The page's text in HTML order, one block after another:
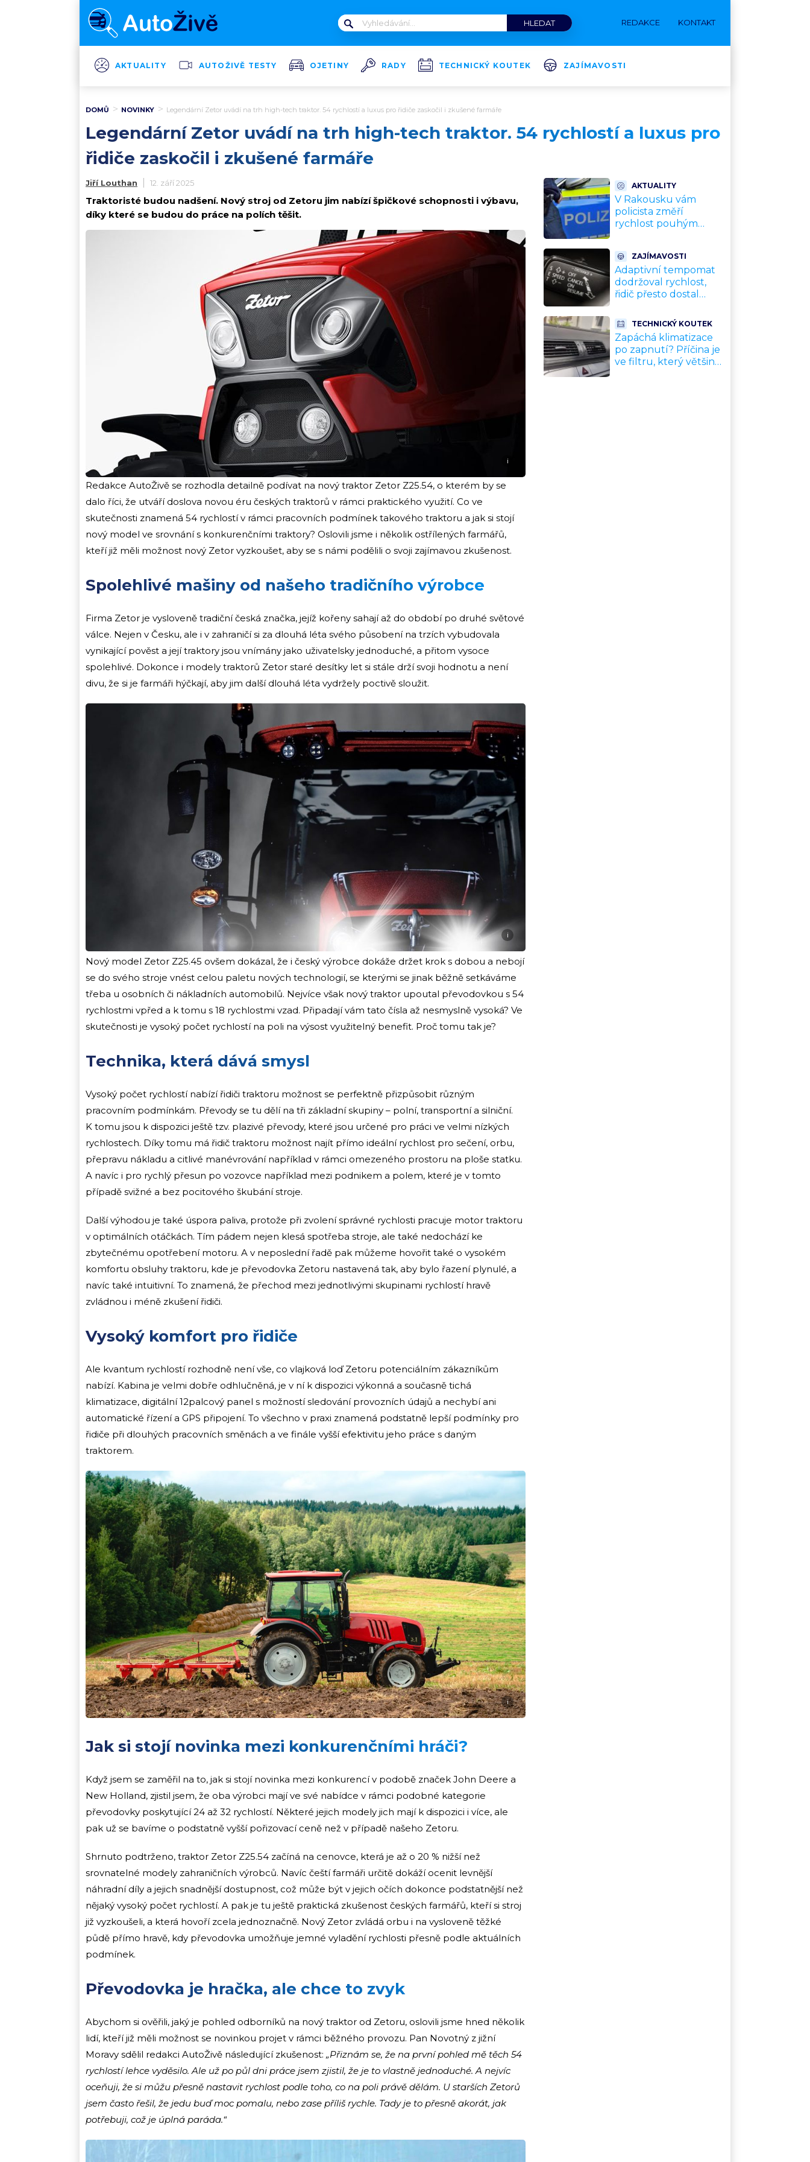
REDAKCE KONTAKT
AKTUALITY AUTOŽIVĚ TESTY OJETINY RADY TECHNICKÝ KOUTEK ZAJÍMAVOSTI
DOMŮ NOVINKY Legendární Zetor uvádí na trh high-tech traktor. 54 rychlostí a luxus pro řidiče zaskočil i zkušené farmáře
Legendární Zetor uvádí na trh high-tech traktor. 54 rychlostí a luxus pro
řidiče zaskočil i zkušené farmáře
Jiří Louthan 12. září 2025
Traktoristé budou nadšení. Nový stroj od Zetoru jim nabízí špičkové schopnosti i výbavu,
díky které se budou do práce na polích těšit.
i
Redakce AutoŽivě se rozhodla detailně podívat na nový traktor Zetor Z25.54, o kterém by se
dalo říci, že utváří doslova novou éru českých traktorů v rámci praktického využití. Co ve
skutečnosti znamená 54 rychlostí v rámci pracovních podmínek takového traktoru a jak si stojí
nový model ve srovnání s konkurenčními traktory? Oslovili jsme i několik ostřílených farmářů,
kteří již měli možnost nový Zetor vyzkoušet, aby se s námi podělili o svoji zajímavou zkušenost.
Spolehlivé mašiny od našeho tradičního výrobce
Firma Zetor je vysloveně tradiční česká značka, jejíž kořeny sahají až do období po druhé světové
válce. Nejen v Česku, ale i v zahraničí si za dlouhá léta svého působení na trzích vybudovala
vynikající pověst a její traktory jsou vnímány jako uživatelsky jednoduché, a přitom vysoce
spolehlivé. Dokonce i modely traktorů Zetor staré desítky let si stále drží svoji hodnotu a není
divu, že si je farmáři hýčkají, aby jim další dlouhá léta vydržely poctivě sloužit.
i
Nový model Zetor Z25.45 ovšem dokázal, že i český výrobce dokáže držet krok s dobou a nebojí
se do svého stroje vnést celou paletu nových technologií, se kterými se jinak běžně setkáváme
třeba u osobních či nákladních automobilů. Nejvíce však nový traktor upoutal převodovkou s 54
rychlostmi vpřed a k tomu s 18 rychlostmi vzad. Připadají vám tato čísla až nesmyslně vysoká? Ve
skutečnosti je vysoký počet rychlostí na poli na výsost využitelný benefit. Proč tomu tak je?
Technika, která dává smysl
Vysoký počet rychlostí nabízí řidiči traktoru možnost se perfektně přizpůsobit různým
pracovním podmínkám. Převody se tu dělí na tři základní skupiny – polní, transportní a silniční.
K tomu jsou k dispozici ještě tzv. plazivé převody, které jsou určené pro práci ve velmi nízkých
rychlostech. Díky tomu má řidič traktoru možnost najít přímo ideální rychlost pro sečení, orbu,
přepravu nákladu a citlivé manévrování například v rámci omezeného prostoru na ploše statku.
A navíc i pro rychlý přesun po vozovce například mezi podnikem a polem, které je v tomto
případě svižné a bez pocitového škubání stroje.
Další výhodou je také úspora paliva, protože při zvolení správné rychlosti pracuje motor traktoru
v optimálních otáčkách. Tím pádem nejen klesá spotřeba stroje, ale také nedochází ke
zbytečnému opotřebení motoru. A v neposlední řadě pak můžeme hovořit také o vysokém
komfortu obsluhy traktoru, kde je převodovka Zetoru nastavená tak, aby bylo řazení plynulé, a
navíc také intuitivní. To znamená, že přechod mezi jednotlivými skupinami rychlostí hravě
zvládnou i méně zkušení řidiči.
Vysoký komfort pro řidiče
Ale kvantum rychlostí rozhodně není vše, co vlajková loď Zetoru potenciálním zákazníkům
nabízí. Kabina je velmi dobře odhlučněná, je v ní k dispozici výkonná a současně tichá
klimatizace, digitální 12palcový panel s možností sledování provozních údajů a nechybí ani
automatické řízení a GPS připojení. To všechno v praxi znamená podstatně lepší podmínky pro
řidiče při dlouhých pracovních směnách a ve finále vyšší efektivitu jeho práce s daným
traktorem.
i
Jak si stojí novinka mezi konkurenčními hráči?
Když jsem se zaměřil na to, jak si stojí novinka mezi konkurencí v podobě značek John Deere a
New Holland, zjistil jsem, že oba výrobci mají ve své nabídce v rámci podobné kategorie
převodovky poskytující 24 až 32 rychlostí. Některé jejich modely jich mají k dispozici i více, ale
pak už se bavíme o podstatně vyšší pořizovací ceně než v případě našeho Zetoru.
Shrnuto podtrženo, traktor Zetor Z25.54 začíná na cenovce, která je až o 20 % nižší než
srovnatelné modely zahraničních výrobců. Navíc čeští farmáři určitě dokáží ocenit levnější
náhradní díly a jejich snadnější dostupnost, což může být v jejich očích dokonce podstatnější než
nějaký vysoký počet rychlostí. A pak je tu ještě praktická zkušenost českých farmářů, kteří si stroj
již vyzkoušeli, a která hovoří zcela jednoznačně. Nový Zetor zvládá orbu i na vysloveně těžké
půdě přímo hravě, kdy převodovka umožňuje jemné vyladění rychlosti přesně podle aktuálních
podmínek.
Převodovka je hračka, ale chce to zvyk
Abychom si ověřili, jaký je pohled odborníků na nový traktor od Zetoru, oslovili jsme hned několik
lidí, kteří již měli možnost se novinkou projet v rámci běžného provozu. Pan Novotný z jižní
Moravy sdělil redakci AutoŽivě následující zkušenost: „Přiznám se, že na první pohled mě těch 54
rychlostí lehce vyděsilo. Ale už po půl dni práce jsem zjistil, že je to vlastně jednoduché. A nejvíc
oceňuji, že si můžu přesně nastavit rychlost podle toho, co na poli právě dělám. U starších Zetorů
jsem často řešil, že jedu buď moc pomalu, nebo zase příliš rychle. Tady je to přesně akorát, jak
potřebuji, což je úplná paráda.“
AKTUALITY
V Rakousku vám
policista změří
rychlost pouhým
podivných pravidel,
která vás v EU mohou
stát tisíce
ZAJÍMAVOSTI
Adaptivní tempomat
dodržoval rychlost,
řidič přesto dostal
je v odstupu, který si
auto samo zvolí
TECHNICKÝ KOUTEK
Zapáchá klimatizace
po zapnutí? Příčina je
ve filtru, který většina